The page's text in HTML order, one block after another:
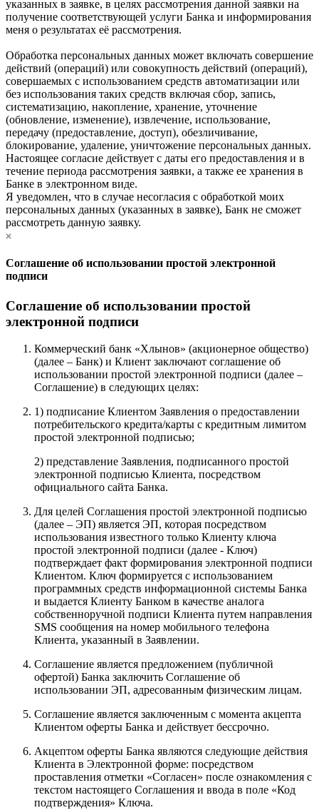
указанных в заявке, в целях рассмотрения данной заявки на
получение соответствующей услуги Банка и информирования
меня о результатах её рассмотрения.
Обработка персональных данных может включать совершение
действий (операций) или совокупность действий (операций),
совершаемых с использованием средств автоматизации или
без использования таких средств включая сбор, запись,
систематизацию, накопление, хранение, уточнение
(обновление, изменение), извлечение, использование,
передачу (предоставление, доступ), обезличивание,
блокирование, удаление, уничтожение персональных данных.
Настоящее согласие действует с даты его предоставления и в
течение периода рассмотрения заявки, а также ее хранения в
Банке в электронном виде.
Я уведомлен, что в случае несогласия с обработкой моих
персональных данных (указанных в заявке), Банк не сможет
рассмотреть данную заявку.
Соглашение об использовании простой электронной
подписи
Соглашение об использовании простой
электронной подписи
Коммерческий банк «Хлынов» (акционерное общество)
(далее – Банк) и Клиент заключают соглашение об
использовании простой электронной подписи (далее –
Соглашение) в следующих целях:
1) подписание Клиентом Заявления о предоставлении
потребительского кредита/карты с кредитным лимитом
простой электронной подписью;
2) представление Заявления, подписанного простой
электронной подписью Клиента, посредством
официального сайта Банка.
Для целей Соглашения простой электронной подписью
(далее – ЭП) является ЭП, которая посредством
использования известного только Клиенту ключа
простой электронной подписи (далее - Ключ)
подтверждает факт формирования электронной подписи
Клиентом. Ключ формируется с использованием
программных средств информационной системы Банка
и выдается Клиенту Банком в качестве аналога
собственноручной подписи Клиента путем направления
SMS сообщения на номер мобильного телефона
Клиента, указанный в Заявлении.
Соглашение является предложением (публичной
офертой) Банка заключить Соглашение об
использовании ЭП, адресованным физическим лицам.
Соглашение является заключенным с момента акцепта
Клиентом оферты Банка и действует бессрочно.
Акцептом оферты Банка являются следующие действия
Клиента в Электронной форме: посредством
проставления отметки «Согласен» после ознакомления с
текстом настоящего Соглашения и ввода в поле «Код
подтверждения» Ключа.